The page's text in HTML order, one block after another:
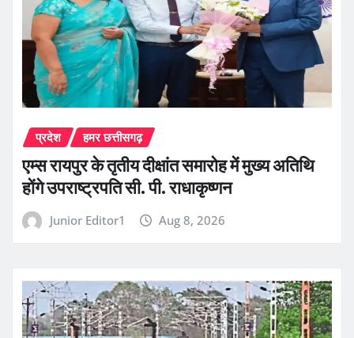
प्रदेश हमर छत्तीसगढ़
एम्स रायपुर के तृतीय दीक्षांत समारोह में मुख्य अतिथि
होंगे उपराष्ट्रपति सी. पी. राधाकृष्णन
Junior Editor1 Aug 8, 2026